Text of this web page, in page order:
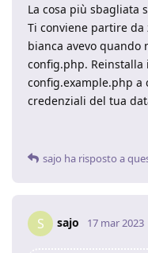
La cosa più sbagliata
Ti conviene partire
bianca avevo
config.php.
config.example.php a
credenziali del tua
sajo ha risposto a
S sajo 17 mar 2023